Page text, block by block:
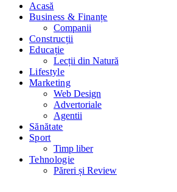
Acasă
Business & Finanțe
Companii
Construcții
Educație
Lecții din Natură
Lifestyle
Marketing
Web Design
Advertoriale
Agentii
Sănătate
Sport
Timp liber
Tehnologie
Păreri și Review